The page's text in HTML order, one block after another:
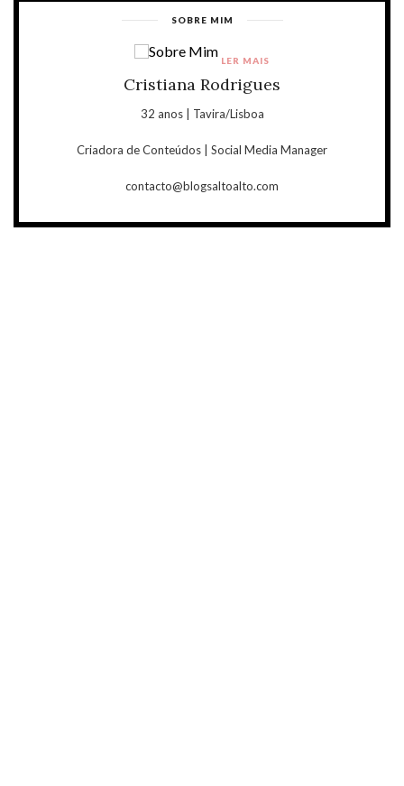
SOBRE MIM
Cristiana Rodrigues
32 anos | Tavira/Lisboa
Criadora de Conteúdos | Social Media Manager
contacto@blogsaltoalto.com
LER MAIS